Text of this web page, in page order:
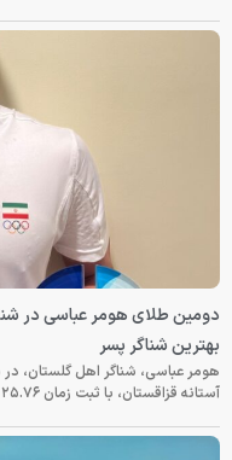
دومین طلای هومر عباسی در
بهترین شناگر پسر
هومر عباسی، شناگر اهل گلستان،
آستانه قزاقستان، با ثبت زمان ۲۵.۷۶ ثانیه در ماده ۵۰ متر کرال پشت به مدال طلا